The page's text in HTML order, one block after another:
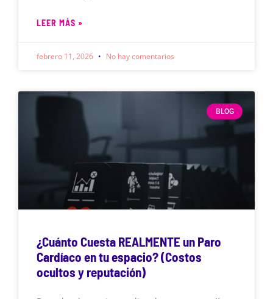
LEER MÁS »
febrero 11, 2026 No hay comentarios
BLOG
¿Cuánto Cuesta REALMENTE un Paro
Cardíaco en tu espacio? (Costos
ocultos y reputación)